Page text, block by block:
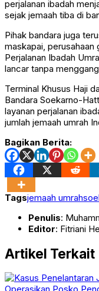
perjalanan ibadah
sejak jemaah tiba di
Pihak bandara juga
maskapai, perusahaan
Perjalanan Ibadah
lancar tanpa
Terminal Khusus Haji
Bandara Soekarno-
layanan perjalanan
jumlah jemaah umrah
Bagikan Berita:
Tagsjemaah umrah
Penulis:
Editor: Fitriani
Artikel Terkait